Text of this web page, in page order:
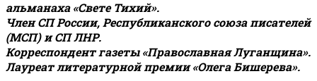
альманаха «Свете Тихий».
Член СП России, Республиканского союза писателей
(МСП) и СП ЛНР.
Корреспондент газеты «Православная Луганщина».
Лауреат литературной премии «Олега Бишерева».